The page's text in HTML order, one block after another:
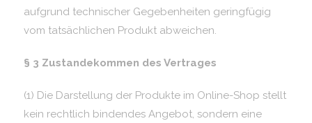
aufgrund technischer Gegebenheiten geringfügig
vom tatsächlichen Produkt abweichen.
§ 3 Zustandekommen des Vertrages
(1) Die Darstellung der Produkte im Online-Shop stellt
kein rechtlich bindendes Angebot, sondern eine